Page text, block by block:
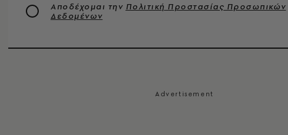
Αποδέχομαι την Πολιτική Προστασίας Προσωπικών
Δεδομένων